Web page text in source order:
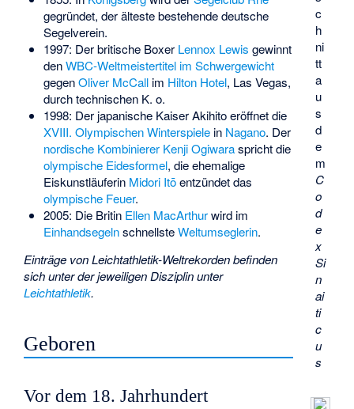
c
h
ni
tt
a
u
s
d
e
m
C
o
d
e
x
Si
n
ai
ti
c
u
s
gegründet, der älteste bestehende deutsche
Segelverein.
1997: Der britische Boxer Lennox Lewis gewinnt
denWBC-Weltmeistertitel im Schwergewicht
gegenOliver McCallim Hilton Hotel, Las Vegas,
durch technischen K. o.
1998: Der japanische Kaiser Akihito eröffnet die
XVIII. Olympischen Winterspielein Nagano. Der
nordische Kombinierer Kenji Ogiwaraspricht die
olympische Eidesformel, die ehemalige
Eiskunstläuferin Midori Itōentzündet das
olympische Feuer.
2005: Die Britin Ellen MacArthurwird im
EinhandsegelnschnellsteWeltumseglerin.
Einträge von Leichtathletik-Weltrekorden befinden
sich unter der jeweiligen Disziplin unter
Leichtathletik.
Geboren
Vor dem 18. Jahrhundert